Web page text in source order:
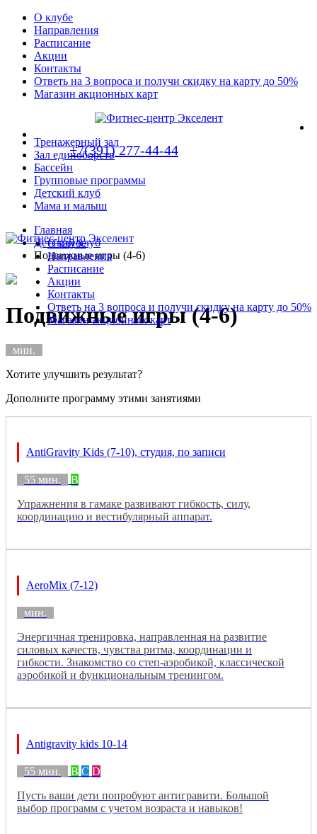
О клубе
Направления
Расписание
Акции
Контакты
Ответь на 3 вопроса и получи скидку на карту до 50%
Магазин акционных карт
+7(391) 277-44-44
Тренажерный зал
Зал единоборств
Бассейн
Групповые программы
Детский клуб
Мама и малыш
О клубе
Направления
Расписание
Акции
Контакты
Ответь на 3 вопроса и получи скидку на карту до 50%
Магазин акционных карт
Главная
Детский клуб
Подвижные игры (4-6)
Подвижные игры (4-6)
мин.
Хотите улучшить результат?
Дополните программу этими занятиями
AntiGravity Kids (7-10), студия, по записи
55 мин.
B
Упражнения в гамаке развивают гибкость, силу,
координацию и вестибулярный аппарат.
AeroMix (7-12)
мин.
Энергичная тренировка, направленная на развитие
силовых качеств, чувства ритма, координации и
гибкости. Знакомство со степ-аэробикой, классической
аэробикой и функциональным тренингом.
Antigravity kids 10-14
55 мин. B C D
Пусть ваши дети попробуют антигравити. Большой
выбор программ с учетом возраста и навыков!